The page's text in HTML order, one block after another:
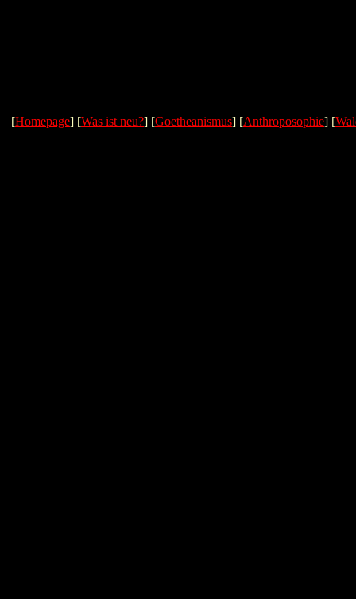
[Homepage] [Was ist neu?] [Goetheanismus] [Anthroposophie] [